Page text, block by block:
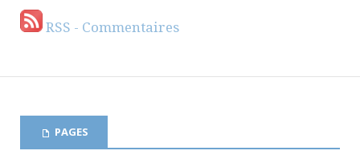
RSS - Commentaires
PAGES